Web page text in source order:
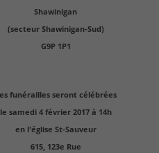
Shawinigan
(secteur Shawinigan-Sud)
G9P 1P1
funérailles seront célébrées
le samedi 4 février 2017 à 14h
en l'église St-Sauveur
615, 123e Rue